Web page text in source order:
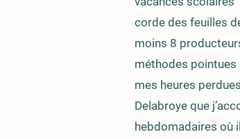
corde des feuilles
moins 8
méthodes pointues
mes heures
Delabroye que
hebdomadaires où